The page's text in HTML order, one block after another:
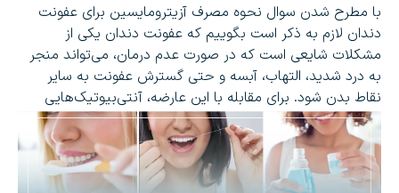
با مطرح شدن سوال نحوه مصرف آزیترومایسین برای عفونت
دندان لازم به ذکر است بگوییم که عفونت دندان یکی از
مشکلات شایعی است که در صورت عدم درمان، می‌تواند منجر
به درد شدید، التهاب، آبسه و حتی گسترش عفونت به سایر
نقاط بدن شود. برای مقابله با این عارضه، آنتی‌بیوتیک‌هایی